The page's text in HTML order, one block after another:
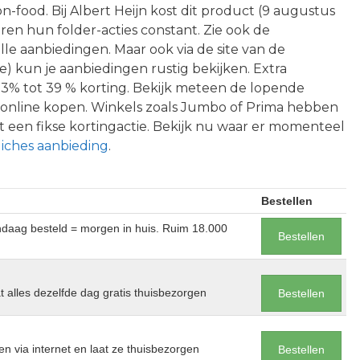
food. Bij Albert Heijn kost dit product (9 augustus
hun folder-acties constant. Zie ook de
aanbiedingen. Maar ook via de site van de
kun je aanbiedingen rustig bekijken. Extra
tot 39 % korting. Bekijk meteen de lopende
kopen. Winkels zoals Jumbo of Prima hebben
fikse kortingactie. Bekijk nu waar er momenteel
aanbieding.
Bestellen
besteld = morgen in huis. Ruim 18.000
Bestellen
alles dezelfde dag gratis thuisbezorgen Bestellen
via internet en laat ze thuisbezorgen Bestellen